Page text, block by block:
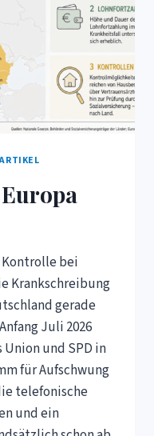
bei
Krankschreibung
gerade
Juli 2026
und SPD in
für Aufschwung
telefonische
und ein